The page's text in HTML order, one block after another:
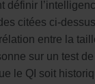
définir
citées ci-
entre la
sur un test
le QI soit